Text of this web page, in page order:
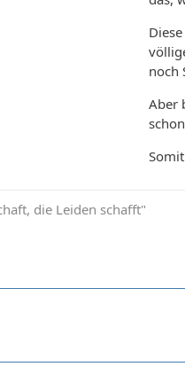
noch
Aber
die Leiden schafft"